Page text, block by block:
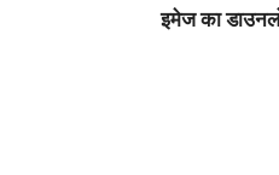
इमेज का